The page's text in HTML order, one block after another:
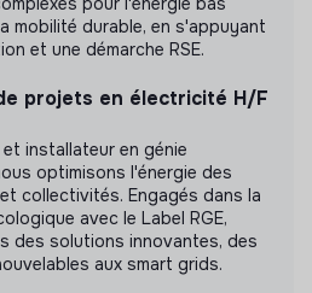
mobilité durable, en s'appuyant
et une démarche RSE.
projets en électricité H/F
installateur en génie
optimisons l'énergie des
collectivités. Engagés dans la
avec le Label RGE,
des solutions innovantes, des
aux smart grids.